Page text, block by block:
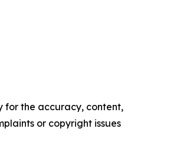
for the accuracy, content,
or copyright issues